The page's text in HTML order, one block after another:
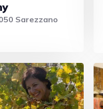
Sarezzano